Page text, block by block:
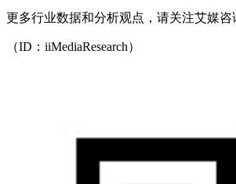
更多行业数据和分析观点，请关注艾媒咨
（ID：iiMediaResearch）